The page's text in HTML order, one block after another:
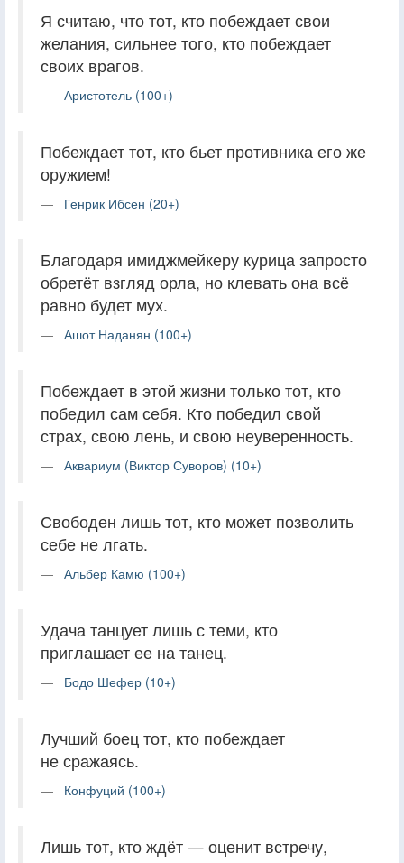
Я считаю, что тот, кто побеждает свои
желания, сильнее того, кто побеждает
своих врагов.
Аристотель (100+)
Побеждает тот, кто бьет противника его же
оружием!
Генрик Ибсен (20+)
Благодаря имиджмейкеру курица запросто
обретёт взгляд орла, но клевать она всё
равно будет мух.
Ашот Наданян (100+)
Побеждает в этой жизни только тот, кто
победил сам себя. Кто победил свой
страх, свою лень, и свою неуверенность.
Аквариум (Виктор Суворов) (10+)
Свободен лишь тот, кто может позволить
себе не лгать.
Альбер Камю (100+)
Удача танцует лишь с теми, кто
приглашает ее на танец.
Бодо Шефер (10+)
Лучший боец тот, кто побеждает
не сражаясь.
Конфуций (100+)
Лишь тот, кто ждёт — оценит встречу,